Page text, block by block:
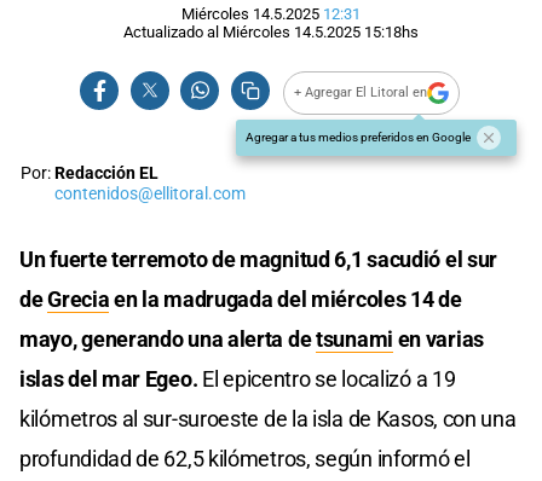
Miércoles 14.5.2025 12:31
Actualizado al Miércoles 14.5.2025 15:18hs
+ Agregar El Litoral en
Agregar a tus medios preferidos en Google
Por:Redacción EL
contenidos@ellitoral.com
Un fuerte terremoto de magnitud 6,1 sacudió el sur
deGreciaen la madrugada del miércoles 14 de
mayo, generando una alerta detsunami en varias
islas del mar Egeo. El epicentro se localizó a 19
kilómetros al sur-suroeste de la isla de Kasos, con una
profundidad de 62,5 kilómetros, según informó el